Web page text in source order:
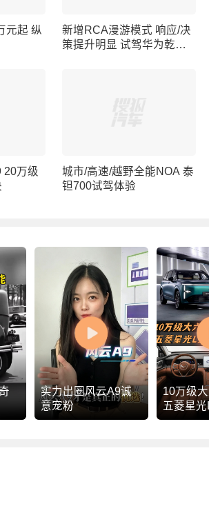
元起 纵
新增RCA漫游模式 响应/决
策提升明显 试驾华为乾崑
20万级
城市/高速/越野全能NOA 泰
钽700试驾体验
实力出圈风云A9诚
意宠粉
10万级
五菱星
怎么选？